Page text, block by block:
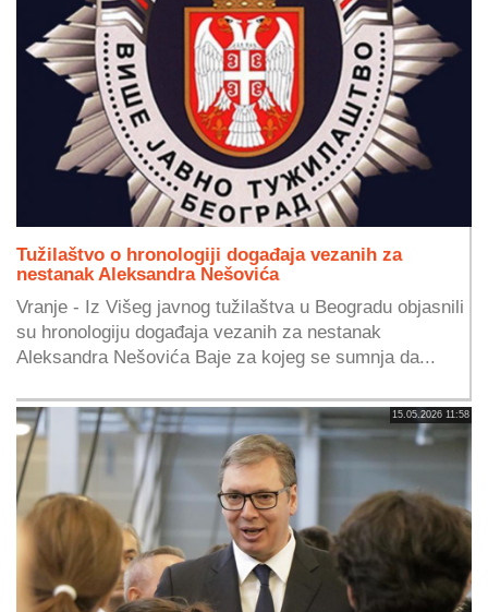
Tužilaštvo o hronologiji događaja vezanih za
nestanak Aleksandra Nešovića
Vranje - Iz Višeg javnog tužilaštva u Beogradu objasnili
su hronologiju događaja vezanih za nestanak
Aleksandra Nešovića Baje za kojeg se sumnja da...
15.05.2026 11:58